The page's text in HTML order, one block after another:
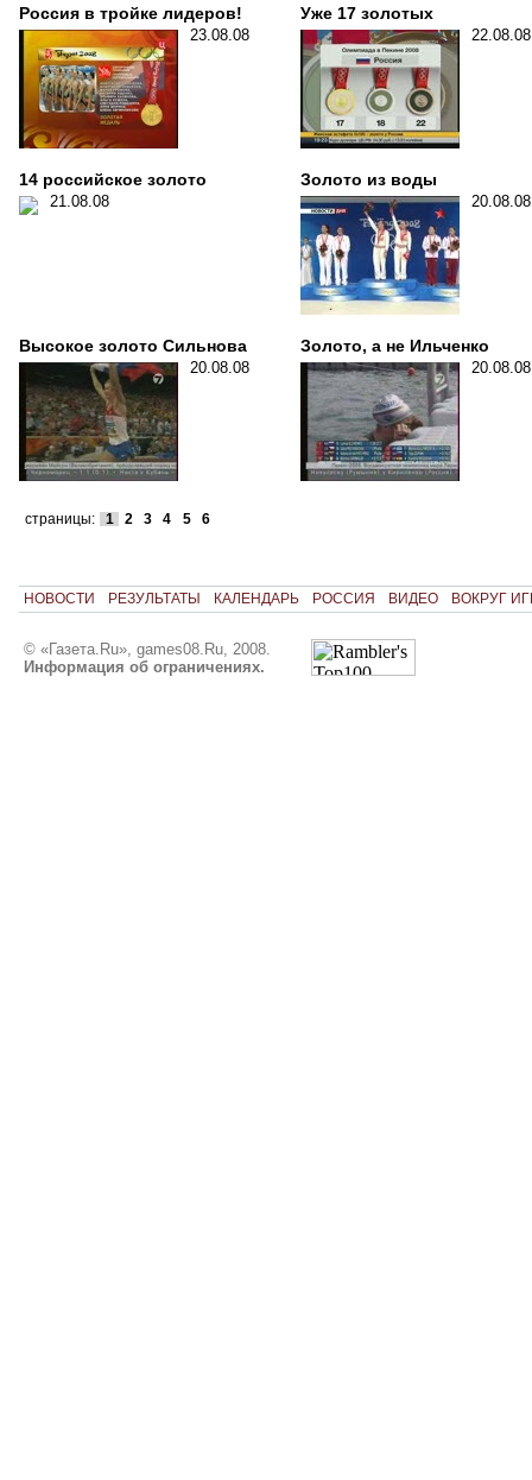
Россия в тройке лидеров!
Уже 17 золотых
23.08.08
22.08.08
14 российское золото
Золото из воды
21.08.08
20.08.08
Высокое золото Сильнова
Золото, а не Ильченко
20.08.08
20.08.08
страницы: 1 2 3 4 5 6
НОВОСТИ РЕЗУЛЬТАТЫ КАЛЕНДАРЬ РОССИЯ ВИДЕО ВОКРУГ
© «Газета.Ru», games08.Ru, 2008.
Информация об ограничениях.